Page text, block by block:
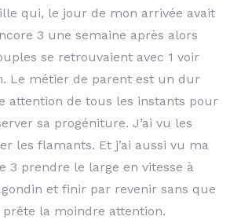
qui, le jour de mon arrivée avait
3 une semaine après alors
se retrouvaient avec 1 voir
Le métier de parent est un dur
attention de tous les instants pour
sa progéniture. J’ai vu les
les flamants. Et j’ai aussi vu ma
3 prendre le large en vitesse à
et finir par revenir sans que
la moindre attention.